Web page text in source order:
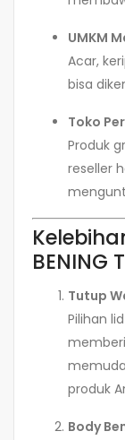
UMKM
Acar,
bisa
Toko
Produk
reseller
BENING
Tutup
Pilihan
produk
Body